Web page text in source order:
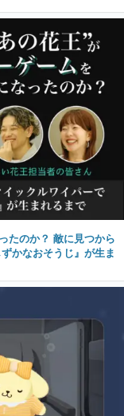
たのか？ 敵に見つから
かなおそうじ』が生ま